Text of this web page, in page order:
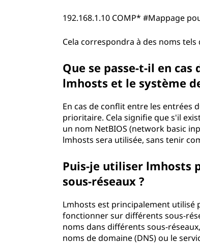
192.168.1.10 COMP* #Mappage
Cela correspondra à des noms tels
Que se passe-t-il en
lmhosts et le système
En cas de conflit entre les entrées
prioritaire. Cela signifie que s'il
un nom NetBIOS (network basic
lmhosts sera utilisée, sans tenir
Puis-je utiliser lmhosts
sous-réseaux ?
Lmhosts est principalement utilisé
fonctionner sur différents sous-
noms dans différents sous-
noms de domaine (DNS) ou le